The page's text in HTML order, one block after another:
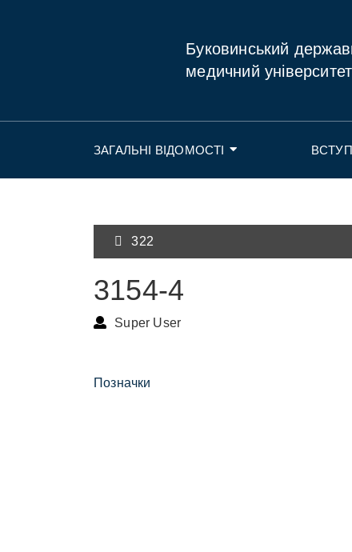
Буковинський
медичний університет
ЗАГАЛЬНІ ВІДОМОСТІ
322
3154-4
Super User
Позначки